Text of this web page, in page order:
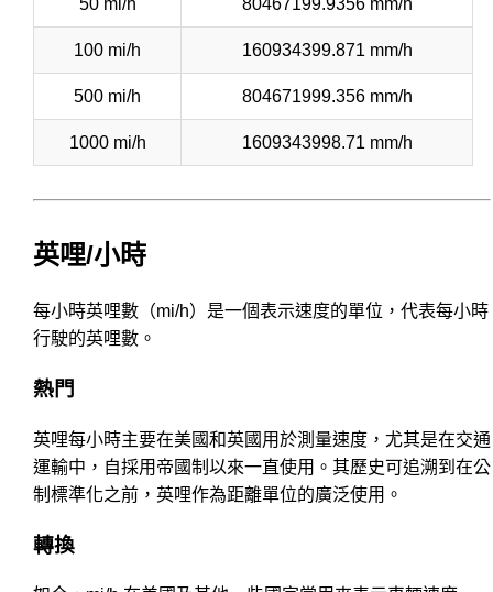
100 mi/h 160934399.871 mm/h
500 mi/h 804671999.356 mm/h
1000 mi/h 1609343998.71 mm/h
英哩/小時
每小時英哩數（mi/h）是一個表示速度的單位，代表每小時
行駛的英哩數。
熱門
英哩每小時主要在美國和英國用於測量速度，尤其是在交通
運輸中，自採用帝國制以來一直使用。其歷史可追溯到在公
制標準化之前，英哩作為距離單位的廣泛使用。
轉換